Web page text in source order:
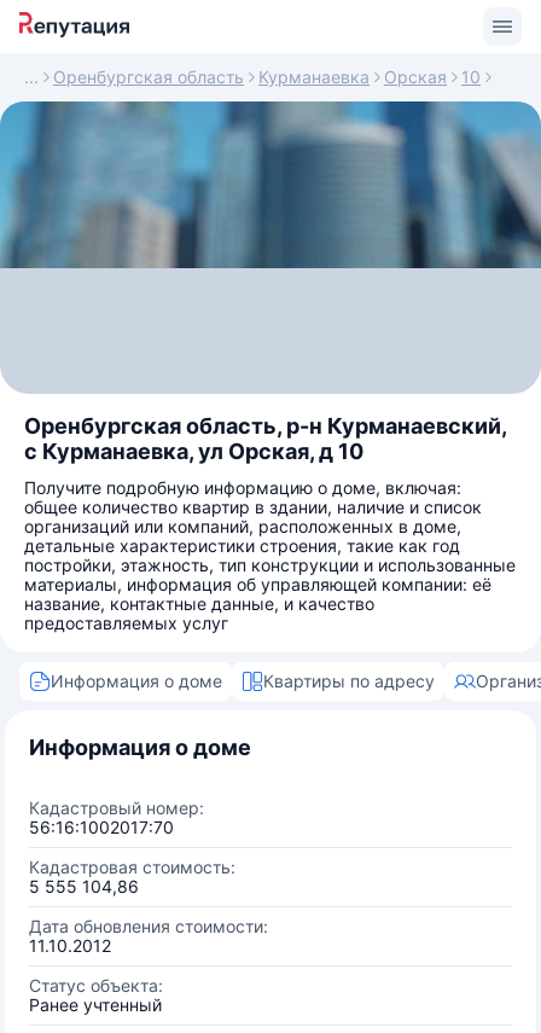
Оренбургская область Курманаевка Орская 10
Оренбургская область, р-н Курманаевский,
с Курманаевка, ул Орская, д 10
Получите подробную информацию о доме, включая:
общее количество квартир в здании, наличие и список
организаций или компаний, расположенных в доме,
детальные характеристики строения, такие как год
постройки, этажность, тип конструкции и использованные
материалы, информация об управляющей компании: её
название, контактные данные, и качество
предоставляемых услуг
Информация о доме Квартиры по адресу
Информация о доме
Кадастровый номер:
56:16:1002017:70
Кадастровая стоимость:
5 555 104,86
Дата обновления стоимости:
11.10.2012
Статус объекта:
Ранее учтенный